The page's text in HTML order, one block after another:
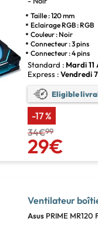
Taille : 120 mm
Eclairage RGB : RGB
Couleur : Noir
Connecteur : 3 pins
Connecteur : 4 pins
Standard : Mardi 11
Express :Vendredi
Eligible
-17 %
34€99
29€
Ventilateur
Asus PRIME MR120